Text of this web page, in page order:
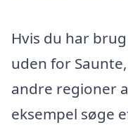
Hvis du har
uden for
andre regioner
eksempel søge